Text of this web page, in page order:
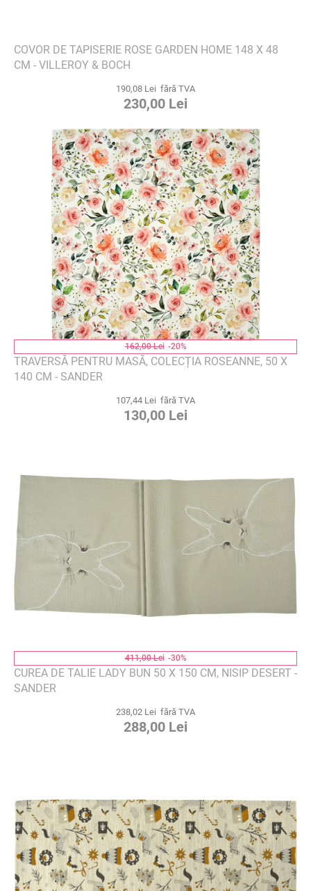
COVOR DE TAPISERIE ROSE GARDEN HOME 148 X 48
CM - VILLEROY & BOCH
190,08 Lei fără TVA
230,00 Lei
162,00 Lei -20%
TRAVERSĂ PENTRU MASĂ, COLECȚIA ROSEANNE, 50 X
140 CM - SANDER
107,44 Lei fără TVA
130,00 Lei
411,00 Lei -30%
CUREA DE TALIE LADY BUN 50 X 150 CM, NISIP DESERT -
SANDER
238,02 Lei fără TVA
288,00 Lei